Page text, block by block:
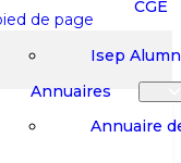
de page
CGE
Isep
Annuaires
Annuaire